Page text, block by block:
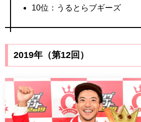
10位：うるとらブギーズ
2019年（第12回）